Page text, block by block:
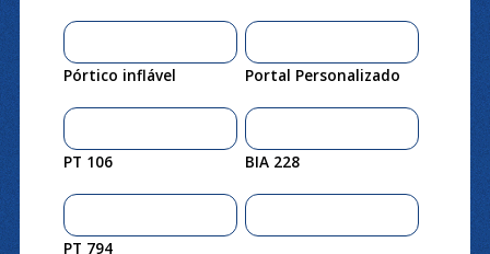
Pórtico inflável Portal Personalizado
PT 106 BIA 228
PT 794